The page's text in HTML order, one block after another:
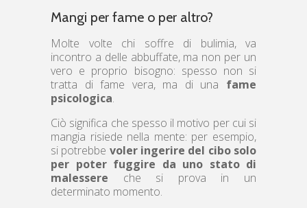
Mangi per fame o per altro?
Molte volte chi soffre di bulimia, va
incontro a delle abbuffate, ma non per un
vero e proprio bisogno: spesso non si
tratta di fame vera, ma di una fame
psicologica.
Ciò significa che spesso il motivo per cui si
mangia risiede nella mente: per esempio,
si potrebbe voler ingerire del cibo solo
per poter fuggire da uno stato di
malessere che si prova in un
determinato momento.